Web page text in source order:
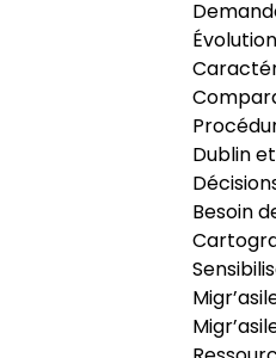
Dublin
Besoin